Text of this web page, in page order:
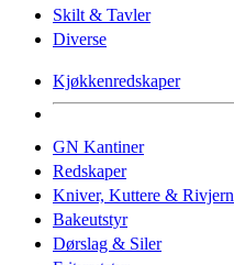
Skilt & Tavler
Diverse
Kjøkkenredskaper
GN Kantiner
Redskaper
Kniver, Kuttere & Rivjern
Bakeutstyr
Dørslag & Siler